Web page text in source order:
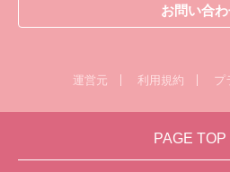
お問い合
運営元 利用規約 プ
PAGE TOP